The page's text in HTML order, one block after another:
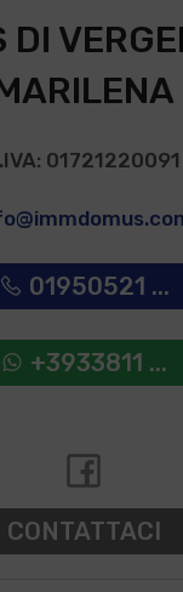
DI
01721220091
01950521 ...
+3933811 ...
CONTATTACI